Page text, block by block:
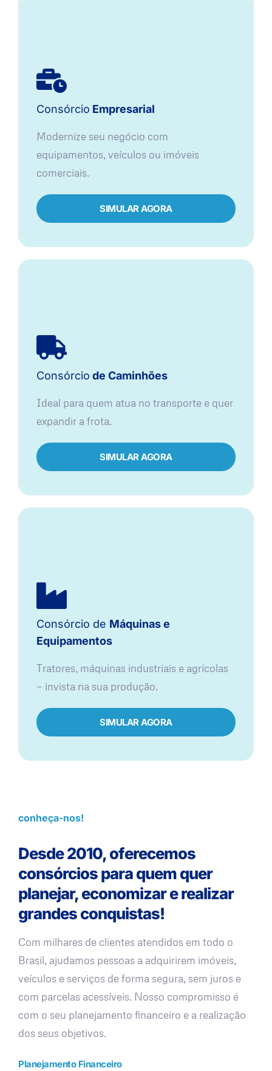
Consórcio Empresarial
Modernize seu negócio com
equipamentos, veículos ou imóveis
comerciais.
SIMULAR AGORA
Consórcio de Caminhões
Ideal para quem atua no transporte e quer
expandir a frota.
SIMULAR AGORA
Consórcio de Máquinas e
Equipamentos
Tratores, máquinas industriais e agrícolas
— invista na sua produção.
SIMULAR AGORA
conheça-nos!
Desde 2010, oferecemos
consórcios para quem quer
planejar, economizar e realizar
grandes conquistas!
Com milhares de clientes atendidos em todo o
Brasil, ajudamos pessoas a adquirirem imóveis,
veículos e serviços de forma segura, sem juros e
com parcelas acessíveis. Nosso compromisso é
com o seu planejamento financeiro e a realização
dos seus objetivos.
Planejamento Financeiro